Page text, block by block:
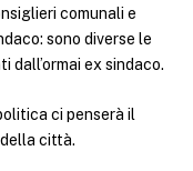
comunali e
sono diverse le
ex sindaco.
ci penserà il
città.